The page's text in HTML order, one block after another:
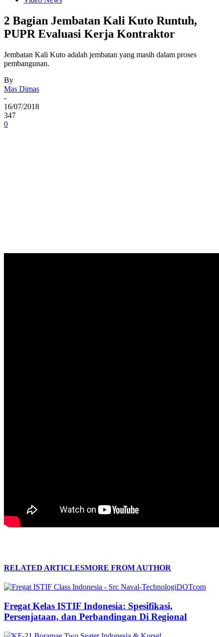
2 Bagian Jembatan Kali Kuto Runtuh,
PUPR Evaluasi Kerja Kontraktor
Jembatan Kali Kuto adalah jembatan yang masih dalam proses
pembangunan.
By
Mas Dimas
-
16/07/2018
347
0
RELATED ARTICLESMORE FROM AUTHOR
Fregat Kelas ISTIF Indonesia: Spesifikasi,
Persenjataan, dan Perbandingan Di Regional